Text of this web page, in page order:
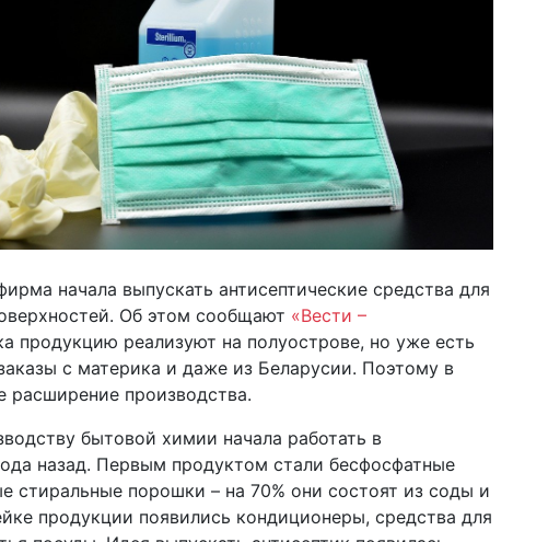
начала выпускать антисептические средства для
Об этом сообщают «Вести –
продукцию реализуют на полуострове, но уже есть
с материка и даже из Беларусии. Поэтому в
расширение производства.
бытовой химии начала работать в
назад. Первым продуктом стали бесфосфатные
стиральные порошки – на 70% они состоят из соды и
продукции появились кондиционеры, средства для